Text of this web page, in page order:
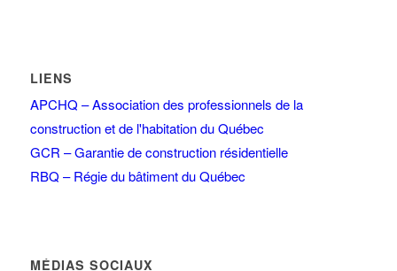
LIENS
APCHQ – Association des professionnels de la
construction et de l'habitation du Québec
GCR – Garantie de construction résidentielle
RBQ – Régie du bâtiment du Québec
MÉDIAS SOCIAUX